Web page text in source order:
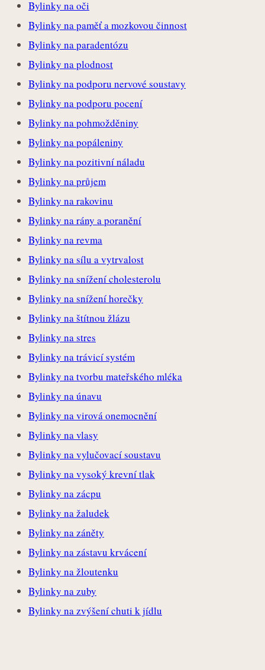
Bylinky na oči
Bylinky na paměť a mozkovou činnost
Bylinky na paradentózu
Bylinky na plodnost
Bylinky na podporu nervové soustavy
Bylinky na podporu pocení
Bylinky na pohmožděniny
Bylinky na popáleniny
Bylinky na pozitivní náladu
Bylinky na průjem
Bylinky na rakovinu
Bylinky na rány a poranění
Bylinky na revma
Bylinky na sílu a vytrvalost
Bylinky na snížení cholesterolu
Bylinky na snížení horečky
Bylinky na štítnou žlázu
Bylinky na stres
Bylinky na trávicí systém
Bylinky na tvorbu mateřského mléka
Bylinky na únavu
Bylinky na virová onemocnění
Bylinky na vlasy
Bylinky na vylučovací soustavu
Bylinky na vysoký krevní tlak
Bylinky na zácpu
Bylinky na žaludek
Bylinky na záněty
Bylinky na zástavu krvácení
Bylinky na žloutenku
Bylinky na zuby
Bylinky na zvýšení chuti k jídlu